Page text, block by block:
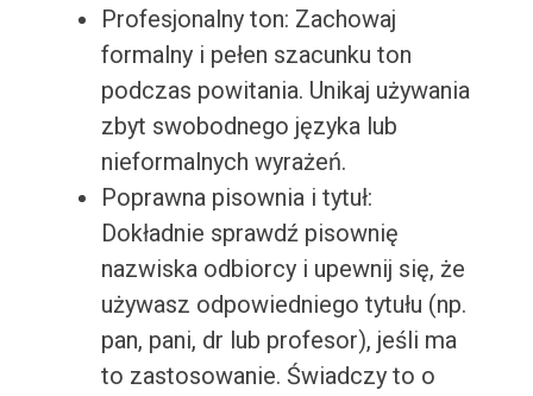
Profesjonalny ton: Zachowaj
formalny i pełen szacunku ton
podczas powitania. Unikaj używania
zbyt swobodnego języka lub
nieformalnych wyrażeń.
Poprawna pisownia i tytuł:
Dokładnie sprawdź pisownię
nazwiska odbiorcy i upewnij się, że
używasz odpowiedniego tytułu (np.
pan, pani, dr lub profesor), jeśli ma
to zastosowanie. Świadczy to o